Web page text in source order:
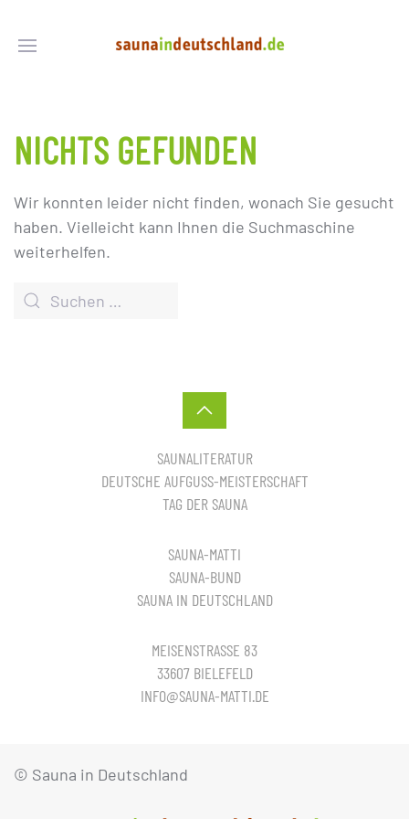
NICHTS GEFUNDEN
Wir konnten leider nicht finden, wonach Sie gesucht
haben. Vielleicht kann Ihnen die Suchmaschine
weiterhelfen.
SAUNALITERATUR
DEUTSCHE AUFGUSS-MEISTERSCHAFT
TAG DER SAUNA
SAUNA-MATTI
SAUNA-BUND
SAUNA IN DEUTSCHLAND
MEISENSTRASSE 83
33607 BIELEFELD
INFO@SAUNA-MATTI.DE
© Sauna in Deutschland